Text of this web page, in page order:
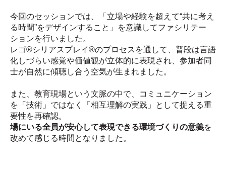
今回のセッションでは、「立場や経験を超えて“共に考え
る時間”をデザインすること」を意識してファシリテー
ションを行いました。
レゴ®シリアスプレイ®のプロセスを通して、普段は言語
化しづらい感覚や価値観が立体的に表現され、参加者同
士が自然に傾聴し合う空気が生まれました。
また、教育現場という文脈の中で、コミュニケーション
を「技術」ではなく「相互理解の実践」として捉える重
要性を再確認。
場にいる全員が安心して表現できる環境づくりの意義を
改めて感じる時間となりました。